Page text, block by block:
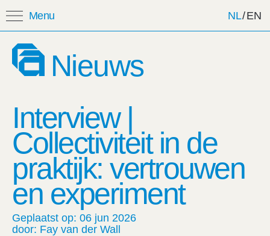
Menu NL/EN
Nieuws
Interview |
Collectiviteit in de
praktijk: vertrouwen
en experiment
Geplaatst op: 06 jun 2026
door: Fay van der Wall
Zoeken:
Favorieten
Mijn lijst: Opgeslagen
evenementen
Titel Categorie Datum